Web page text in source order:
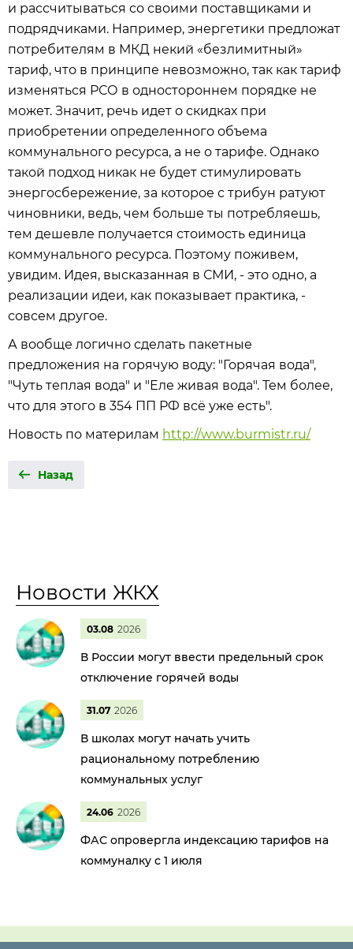
и рассчитываться со своими поставщиками и
подрядчиками. Например, энергетики предложат
потребителям в МКД некий «безлимитный»
тариф, что в принципе невозможно, так как тариф
изменяться РСО в одностороннем порядке не
может. Значит, речь идет о скидках при
приобретении определенного объема
коммунального ресурса, а не о тарифе. Однако
такой подход никак не будет стимулировать
энергосбережение, за которое с трибун ратуют
чиновники, ведь, чем больше ты потребляешь,
тем дешевле получается стоимость единица
коммунального ресурса. Поэтому поживем,
увидим. Идея, высказанная в СМИ, - это одно, а
реализации идеи, как показывает практика, -
совсем другое.
А вообще логично сделать пакетные
предложения на горячую воду: "Горячая вода",
"Чуть теплая вода" и "Еле живая вода". Тем более,
что для этого в 354 ПП РФ всё уже есть".
Новость по материлам http://www.burmistr.ru/
Назад
Новости ЖКХ
03.08 2026
В России могут ввести предельный срок
отключение горячей воды
31.07 2026
В школах могут начать учить
рациональному потреблению
коммунальных услуг
24.06 2026
ФАС опровергла индексацию тарифов на
коммуналку с 1 июля